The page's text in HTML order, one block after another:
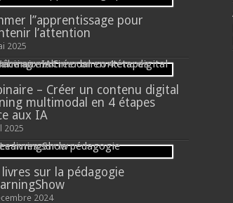
l’’apprentissage pour
l’attention
2025
– Créer un contenu digital
multimodal en 4 étapes
aux IA
2025
livres sur la pédagogie
2024